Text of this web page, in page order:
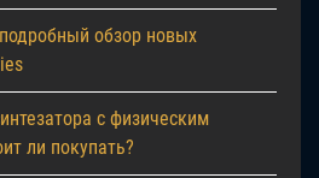
обзор новых
с физическим
ли покупать?